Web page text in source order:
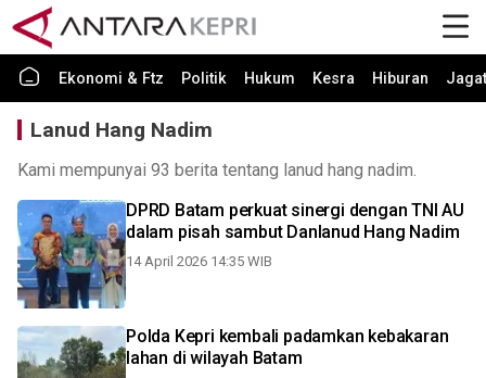
Ekonomi & Ftz Politik Hukum Kesra Hiburan Jagat
Lanud Hang Nadim
Kami mempunyai 93 berita tentang lanud hang nadim.
DPRD Batam perkuat sinergi dengan TNI AU
dalam pisah sambut Danlanud Hang Nadim
14 April 2026 14:35 WIB
Polda Kepri kembali padamkan kebakaran
lahan di wilayah Batam